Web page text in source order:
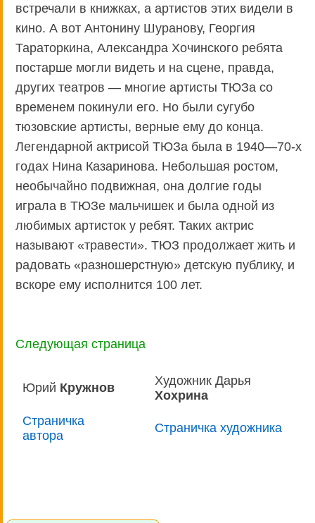
встречали в книжках, а артистов этих видели в
кино. А вот Антонину Шуранову, Георгия
Тараторкина, Александра Хочинского ребята
постарше могли видеть и на сцене, правда,
других театров — многие артисты ТЮЗа со
временем покинули его. Но были сугубо
тюзовские артисты, верные ему до конца.
Легендарной актрисой ТЮЗа была в 1940—70-х
годах Нина Казаринова. Небольшая ростом,
необычайно подвижная, она долгие годы
играла в ТЮЗе мальчишек и была одной из
любимых артисток у ребят. Таких актрис
называют «травести». ТЮЗ продолжает жить и
радовать «разношерстную» детскую публику, и
вскоре ему исполнится 100 лет.
Следующая страница
Юрий Кружнов
Художник Дарья
Хохрина
Страничка
автора
Страничка художника